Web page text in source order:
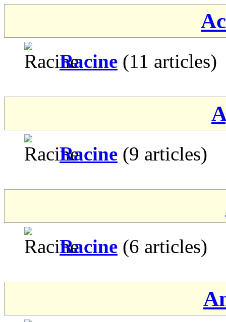
Racine (11 articles)
Racine (9 articles)
Racine (6 articles)